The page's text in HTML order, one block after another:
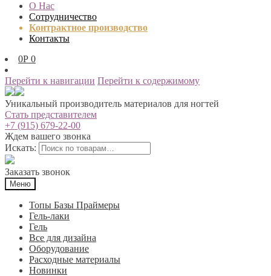
О Нас
Сотрудничество
Контрактное производство
Контакты
0Р 0
Перейти к навигации Перейти к содержимому
Уникальный производитель материалов для ногтей
Стать представителем
+7 (915) 679-22-00
Ждем вашего звонка
Искать:
Заказать звонок
Меню
Топы Базы Праймеры
Гель-лаки
Гель
Все для дизайна
Оборудование
Расходные материалы
Новинки